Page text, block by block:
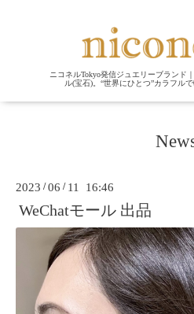
ニコネルTokyo発信ジュエリーブランド
ル(宝石)。“世界にひとつ”カラフル
2023 /06 / 11 16:46
WeChatモール 出品